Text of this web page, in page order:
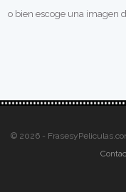
o bien escoge una imagen
© 2026 -